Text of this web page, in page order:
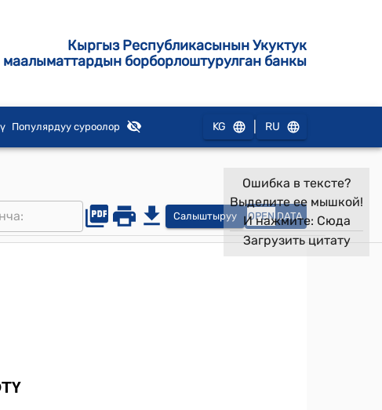
Кыргыз Республикасынын Укуктук
маалыматтардын борборлоштурулган банкы
Популярдуу суроолор KG RU
Салыштыруу OPEN DATA
Ошибка в тексте?
Выделите ее мышкой!
И нажмите: Сюда
Загрузить цитату